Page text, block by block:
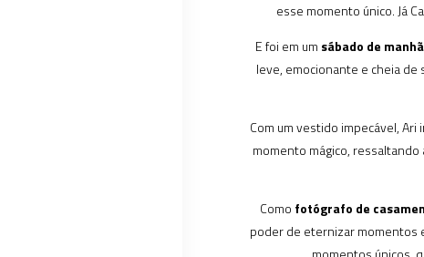
esse momento único. Já
E foi em um sábado de manhã
leve, emocionante e cheia de
Com um vestido impecável,
momento mágico,
Como fotógrafo de
poder de eternizar momentos